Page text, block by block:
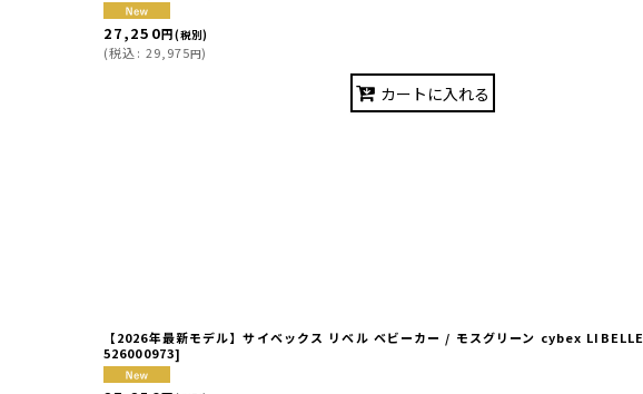
27,250円(税別)
(税込: 29,975円)
カートに入れる
【2026年最新モデル】サイベックス リベル ベビーカー / モスグリーン cybex LIBELLE
526000973]